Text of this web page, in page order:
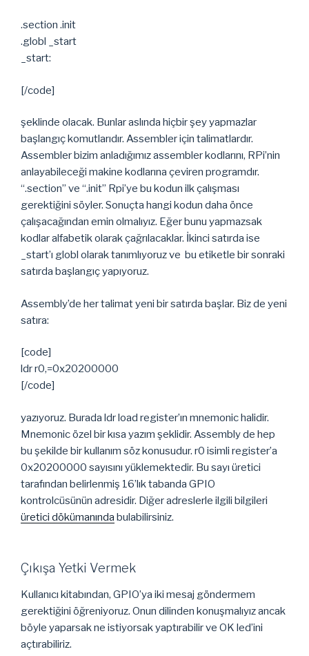
.section .init
.globl _start
_start:
[/code]
şeklinde olacak. Bunlar aslında hiçbir şey yapmazlar
başlangıç komutlarıdır. Assembler için talimatlardır.
Assembler bizim anladığımız assembler kodlarını, RPi’nin
anlayabileceği makine kodlarına çeviren programdır.
“.section” ve “.init” Rpi’ye bu kodun ilk çalışması
gerektiğini söyler. Sonuçta hangi kodun daha önce
çalışacağından emin olmalıyız. Eğer bunu yapmazsak
kodlar alfabetik olarak çağrılacaklar. İkinci satırda ise
_start’ı globl olarak tanımlıyoruz ve bu etiketle bir sonraki
satırda başlangıç yapıyoruz.
Assembly’de her talimat yeni bir satırda başlar. Biz de yeni
satıra:
[code]
ldr r0,=0x20200000
[/code]
yazıyoruz. Burada ldr load register’ın mnemonic halidir.
Mnemonic özel bir kısa yazım şeklidir. Assembly de hep
bu şekilde bir kullanım söz konusudur. r0 isimli register’a
0x20200000 sayısını yüklemektedir. Bu sayı üretici
tarafından belirlenmiş 16’lık tabanda GPIO
kontrolcüsünün adresidir. Diğer adreslerle ilgili bilgileri
üretici dökümanında bulabilirsiniz.
Çıkışa Yetki Vermek
Kullanıcı kitabından, GPIO’ya iki mesaj göndermem
gerektiğini öğreniyoruz. Onun dilinden konuşmalıyız ancak
böyle yaparsak ne istiyorsak yaptırabilir ve OK led’ini
açtırabiliriz.